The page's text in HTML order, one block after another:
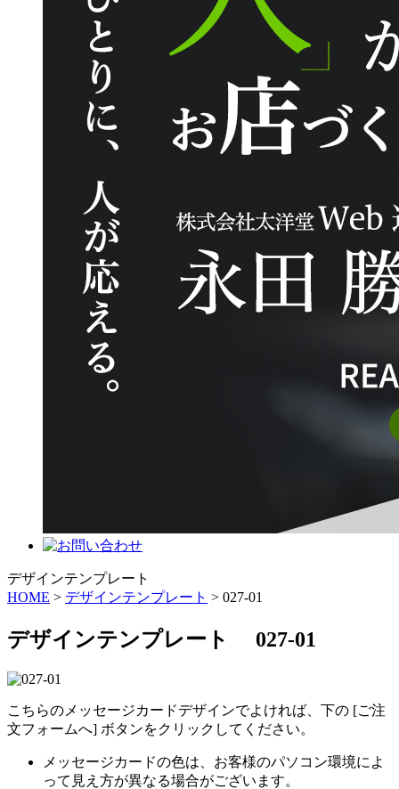
デザインテンプレート
HOME > デザインテンプレート > 027-01
デザインテンプレート 027-01
こちらのメッセージカードデザインでよければ、下の [ご注
文フォームへ] ボタンをクリックしてください。
メッセージカードの色は、お客様のパソコン環境によ
って見え方が異なる場合がございます。